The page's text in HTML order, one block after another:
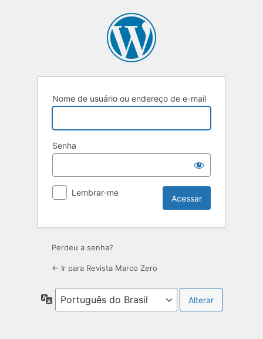
Nome de usuário ou endereço de e-mail
Senha
Lembrar-me
Perdeu a senha?
← Ir para Revista Marco Zero
Idioma